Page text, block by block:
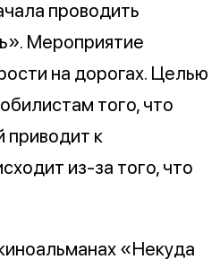
проводить
Мероприятие
на дорогах. Целью
того, что
приводит к
из-за того, что
«Некуда